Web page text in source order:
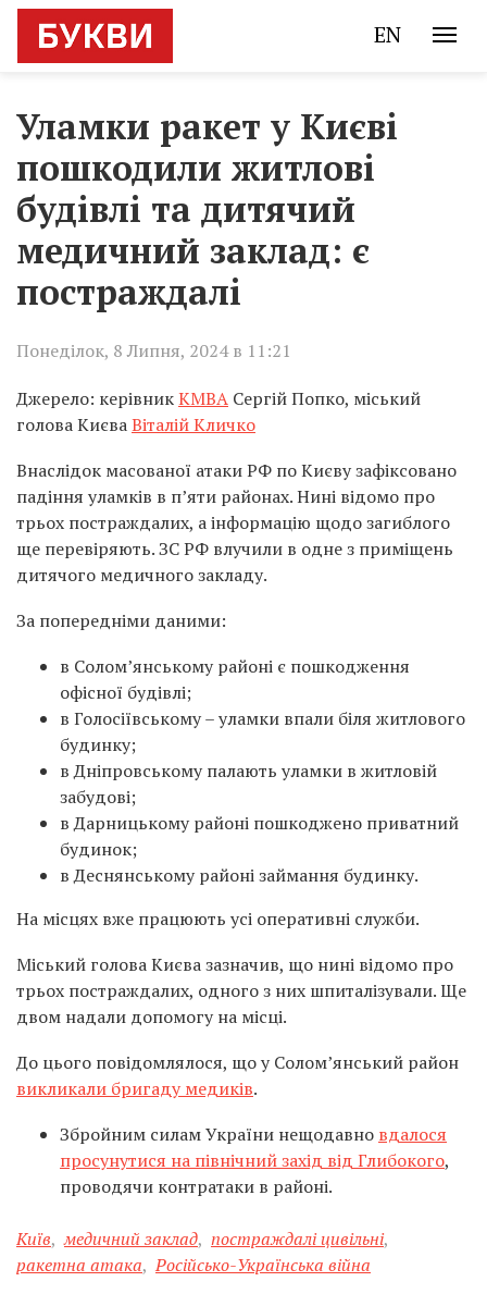
EN
Уламки ракет у Києві
пошкодили житлові
будівлі та дитячий
медичний заклад: є
постраждалі
Понеділок, 8 Липня, 2024 в 11:21
Джерело: керівникКМВА Сергій Попко, міський
голова КиєваВіталій Кличко
Внаслідок масованої атаки РФ по Києву зафіксовано
падіння уламків в п’яти районах. Нині відомо про
трьох постраждалих, а інформацію щодо загиблого
ще перевіряють. ЗС РФ влучили в одне з приміщень
дитячого медичного закладу.
За попередніми даними:
в Солом’янському районі є пошкодження
офісної будівлі;
в Голосіївському – уламки впали біля житлового
будинку;
в Дніпровському палають уламки в житловій
забудові;
в Дарницькому районі пошкоджено приватний
будинок;
в Деснянському районі займання будинку.
На місцях вже працюють усі оперативні служби.
Міський голова Києва зазначив, що нині відомо про
трьох постраждалих, одного з них шпиталізували. Ще
двом надали допомогу на місці.
До цього повідомлялося, що у Соломʼянський район
викликали бригаду медиків.
Збройним силам України нещодавно вдалося
просунутися на північний захід від Глибокого,
проводячи контратаки в районі.
Київ, медичний заклад, постраждалі цивільні,
ракетна атака, Російсько-Українська війна